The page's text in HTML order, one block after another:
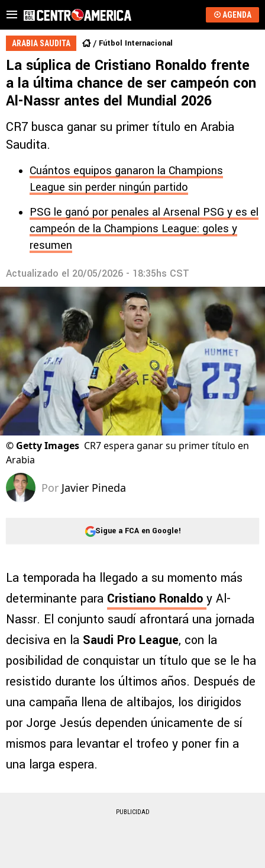
AGENDA
ARABIA SAUDITA Fútbol Internacional
La súplica de Cristiano Ronaldo frente
a la última chance de ser campeón con
Al-Nassr antes del Mundial 2026
CR7 busca ganar su primer título en Arabia
Saudita.
Cuántos equipos ganaron la Champions
League sin perder ningún partido
PSG le ganó por penales al Arsenal PSG y es el
campeón de la Champions League: goles y
resumen
Actualizado el 20/05/2026 - 18:35hs CST
© Getty Images CR7 espera ganar su primer título en
Arabia
Por Javier Pineda
Sigue a FCA en Google!
La temporada ha llegado a su momento más
determinante para Cristiano Ronaldo y Al-
Nassr. El conjunto saudí afrontará una jornada
decisiva en la Saudi Pro League, con la
posibilidad de conquistar un título que se le ha
resistido durante los últimos años. Después de
una campaña llena de altibajos, los dirigidos
por Jorge Jesús dependen únicamente de sí
mismos para levantar el trofeo y poner fin a
una larga espera.
PUBLICIDAD